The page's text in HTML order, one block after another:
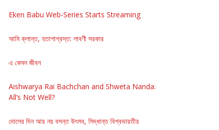
Eken Babu Web-Series Starts Streaming
আমি ক্লান্ত, হতাশাগ্রস্ত: লাবণী সরকার
এ কেমন জীবন
Aishwarya Rai Bachchan and Shweta Nanda:
All’s Not Well?
দোলের দিন আর নয় বসন্ত উৎসব, সিদ্ধান্ত বিশ্বভারতীর